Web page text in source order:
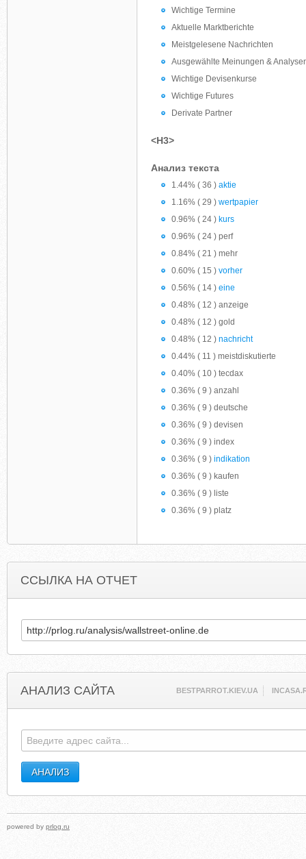
Wichtige Termine
Aktuelle Marktberichte
Meistgelesene Nachrichten
Ausgewählte Meinungen &
Wichtige Devisenkurse
Wichtige Futures
Derivate Partner
<H3>
Анализ текста
1.44% ( 36 ) aktie
1.16% ( 29 ) wertpapier
0.96% ( 24 ) kurs
0.96% ( 24 ) perf
0.84% ( 21 ) mehr
0.60% ( 15 ) vorher
0.56% ( 14 ) eine
0.48% ( 12 ) anzeige
0.48% ( 12 ) gold
0.48% ( 12 ) nachricht
0.44% ( 11 ) meistdiskutierte
0.40% ( 10 ) tecdax
0.36% ( 9 ) anzahl
0.36% ( 9 ) deutsche
0.36% ( 9 ) devisen
0.36% ( 9 ) index
0.36% ( 9 ) indikation
0.36% ( 9 ) kaufen
0.36% ( 9 ) liste
0.36% ( 9 ) platz
ССЫЛКА НА ОТЧЕТ
АНАЛИЗ САЙТА BESTPARROT.KIEV.UA
powered by prlog.ru